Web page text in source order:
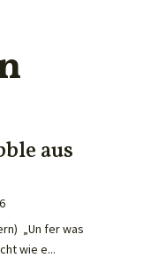
aus
„Un fer was
wie e...